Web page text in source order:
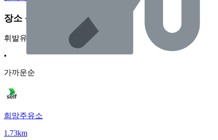
장소 근처 주유소
휘발유
•
가까운순
희망주유소
1.73km